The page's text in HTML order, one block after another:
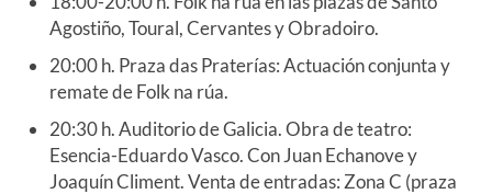
Agostiño, Toural, Cervantes y Obradoiro.
20:00 h. Praza das Praterías: Actuación conjunta y
remate de Folk na rúa.
20:30 h. Auditorio de Galicia. Obra de teatro:
Esencia-Eduardo Vasco. Con Juan Echanove y
Joaquín Climent. Venta de entradas: Zona C (praza